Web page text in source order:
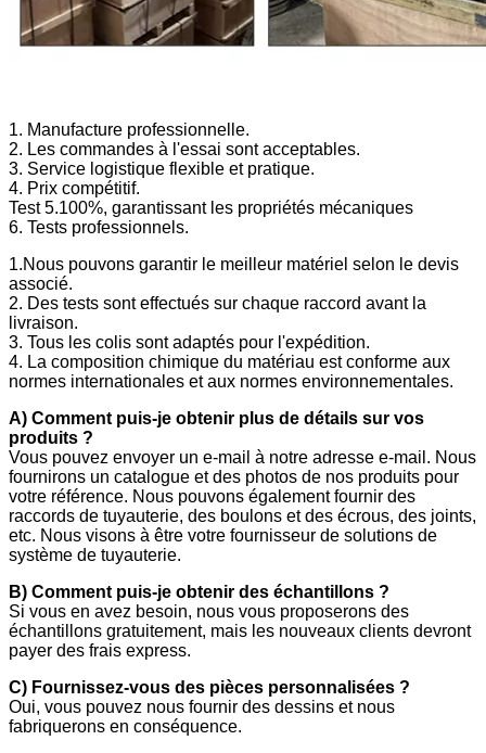
1. Manufacture professionnelle.
2. Les commandes à l'essai sont acceptables.
3. Service logistique flexible et pratique.
4. Prix compétitif.
Test 5.100%, garantissant les propriétés mécaniques
6. Tests professionnels.
1.Nous pouvons garantir le meilleur matériel selon le devis
associé.
2. Des tests sont effectués sur chaque raccord avant la
livraison.
3. Tous les colis sont adaptés pour l'expédition.
4. La composition chimique du matériau est conforme aux
normes internationales et aux normes environnementales.
A) Comment puis-je obtenir plus de détails sur vos
produits ?
Vous pouvez envoyer un e-mail à notre adresse e-mail. Nous
fournirons un catalogue et des photos de nos produits pour
votre référence. Nous pouvons également fournir des
raccords de tuyauterie, des boulons et des écrous, des joints,
etc. Nous visons à être votre fournisseur de solutions de
système de tuyauterie.
B) Comment puis-je obtenir des échantillons ?
Si vous en avez besoin, nous vous proposerons des
échantillons gratuitement, mais les nouveaux clients devront
payer des frais express.
C) Fournissez-vous des pièces personnalisées ?
Oui, vous pouvez nous fournir des dessins et nous
fabriquerons en conséquence.